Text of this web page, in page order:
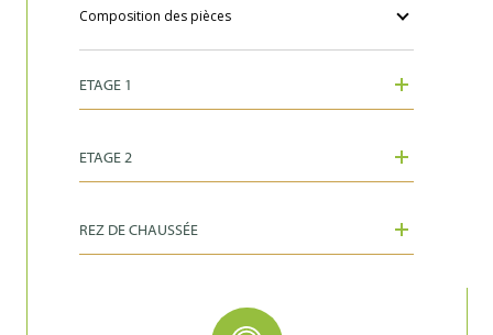
Copropriété
Composition des pièces
ETAGE 1
ETAGE 2
REZ DE CHAUSSÉE